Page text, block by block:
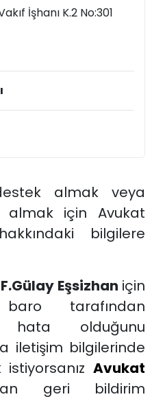
İşhanı K.2 No:301
almak veya
almak için Avukat
hakkındaki bilgilere
F.Gülay Eşsizhan için
tarafından
hata olduğunu
iletişim bilgilerinde
Avukat
geri bildirim